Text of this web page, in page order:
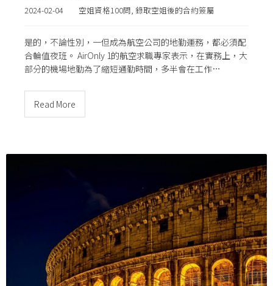
2024-02-04 空姐資格100問, 錄取空姐後的合約簽屬
是的，不論性別，一但成為航空公司的地勤運務，都必須配
合輪值夜班。 AirOnly 1的航空求職專家表示，在實務上，大
部分的機場地勤為了縮短通勤時間，多半會在工作…
Read More